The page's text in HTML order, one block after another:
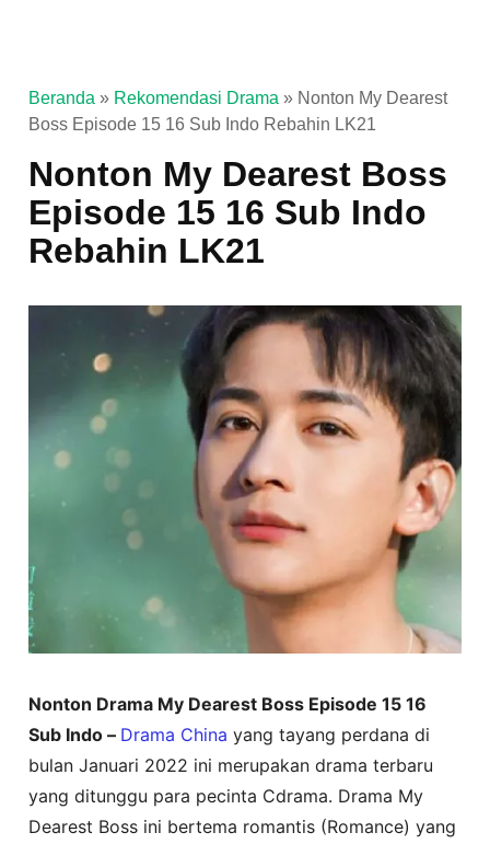
Beranda » Rekomendasi Drama » Nonton My Dearest
Boss Episode 15 16 Sub Indo Rebahin LK21
Nonton My Dearest Boss
Episode 15 16 Sub Indo
Rebahin LK21
Nonton Drama My Dearest Boss Episode 15 16
Sub Indo – Drama China yang tayang perdana di
bulan Januari 2022 ini merupakan drama terbaru
yang ditunggu para pecinta Cdrama. Drama My
Dearest Boss ini bertema romantis (Romance) yang